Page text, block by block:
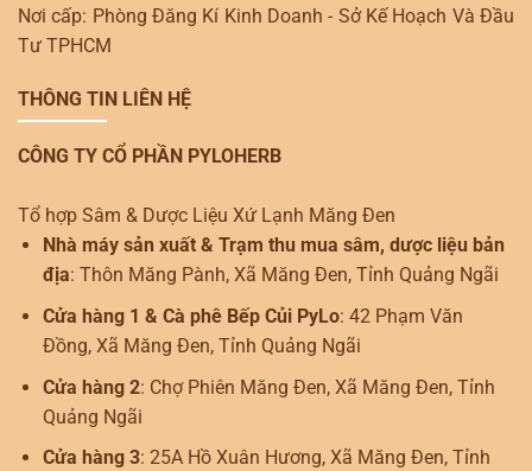
Nơi cấp: Phòng Đăng Kí Kinh Doanh - Sở Kế Hoạch Và Đầu
Tư TPHCM
THÔNG TIN LIÊN HỆ
CÔNG TY CỔ PHẦN PYLOHERB
Tổ hợp Sâm & Dược Liệu Xứ Lạnh Măng Đen
Nhà máy sản xuất & Trạm thu mua sâm, dược liệu bản
địa: Thôn Măng Pành, Xã Măng Đen, Tỉnh Quảng Ngãi
Cửa hàng 1 & Cà phê Bếp Củi PyLo: 42 Phạm Văn
Đồng, Xã Măng Đen, Tỉnh Quảng Ngãi
Cửa hàng 2: Chợ Phiên Măng Đen, Xã Măng Đen, Tỉnh
Quảng Ngãi
Cửa hàng 3: 25A Hồ Xuân Hương, Xã Măng Đen, Tỉnh